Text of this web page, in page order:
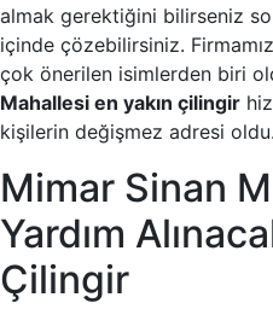
almak gerektiğini bilirseniz
içinde çözebilirsiniz.
çok önerilen isimlerden biri
Mahallesi en yakın çilingir
kişilerin değişmez adresi oldu.
Mimar Sinan
Yardım
Çilingir